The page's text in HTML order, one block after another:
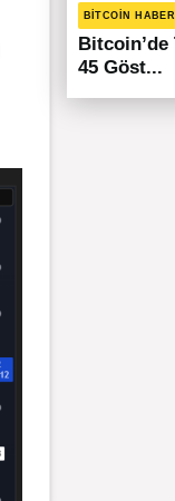
BITCOIN
45 Göst...